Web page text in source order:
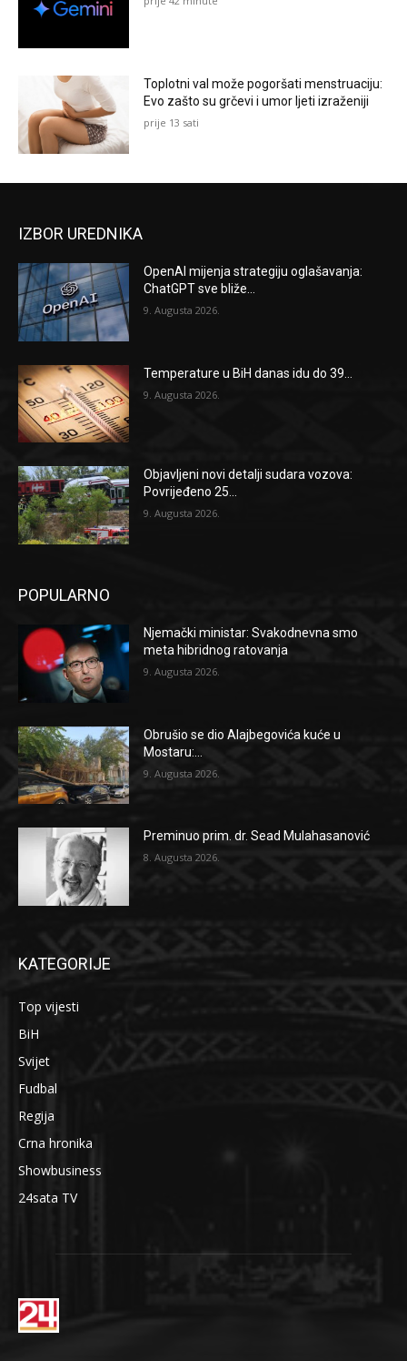
Toplotni val može pogoršati menstruaciju:
Evo zašto su grčevi i umor ljeti izraženiji
prije 13 sati
IZBOR UREDNIKA
OpenAI mijenja strategiju oglašavanja:
ChatGPT sve bliže...
9. Augusta 2026.
Temperature u BiH danas idu do 39...
9. Augusta 2026.
Objavljeni novi detalji sudara vozova:
Povrijeđeno 25...
9. Augusta 2026.
POPULARNO
Njemački ministar: Svakodnevna smo
meta hibridnog ratovanja
9. Augusta 2026.
Obrušio se dio Alajbegovića kuće u
Mostaru:...
9. Augusta 2026.
Preminuo prim. dr. Sead Mulahasanović
8. Augusta 2026.
KATEGORIJE
Top vijesti
BiH
Svijet
Fudbal
Regija
Crna hronika
Showbusiness
24sata TV